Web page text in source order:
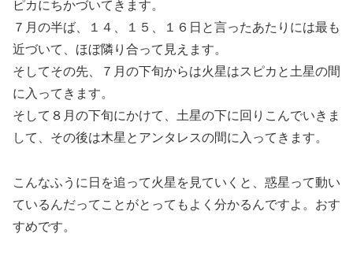
ピカにちかづいてきます。
７月の半ば、１４、１５、１６日と言ったあたりには最も
近づいて、ほぼ隣り合って見えます。
そしてその先、７月の下旬からは火星はスピカと土星の間
に入ってきます。
そして８月の下旬にかけて、土星の下に回りこんでいきま
して、その後は木星とアンタレスの間に入ってきます。
こんなふうに日を追って火星を見ていくと、惑星って動い
ているんだってことがとってもよく分かるんですよ。おす
すめです。